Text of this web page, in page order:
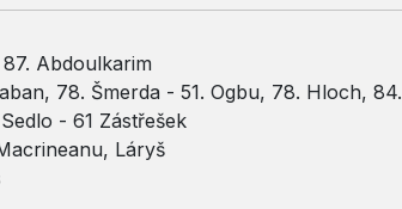
Abdoulkarim
78. Šmerda - 51. Ogbu, 78. Hloch,
- 61 Zástřešek
Láryš